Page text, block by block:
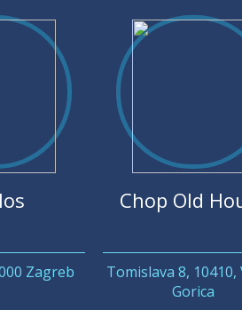
Zagreb
Chop Old
Tomislava 8, 10410,
Gorica